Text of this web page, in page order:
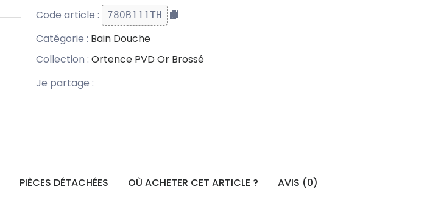
Code article : 78OB111TH
Catégorie : Bain Douche
Collection : Ortence PVD Or Brossé
Je partage :
PIÈCES DÉTACHÉES OÙ ACHETER CET ARTICLE ? AVIS (0)